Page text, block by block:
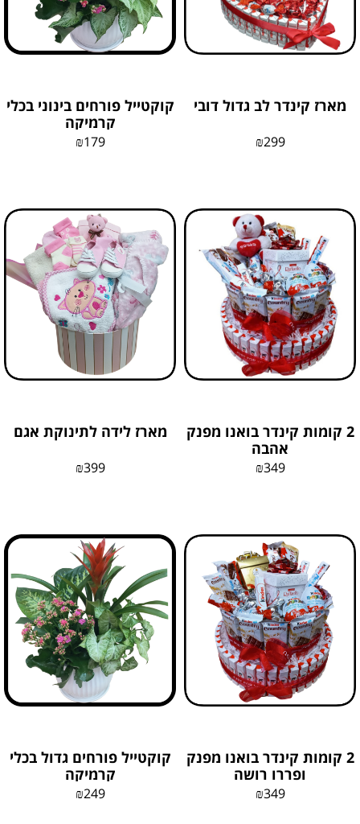
מארז קינדר לב גדול דובי
₪299
קוקטייל פורחים בינוני בכלי
קרמיקה
₪179
2 קומות קינדר בואנו מפנק
אהבה
₪349
מארז לידה לתינוקת אגם
₪399
2 קומות קינדר בואנו מפנק
ופררו רושה
₪349
קוקטייל פורחים גדול בכלי
קרמיקה
₪249